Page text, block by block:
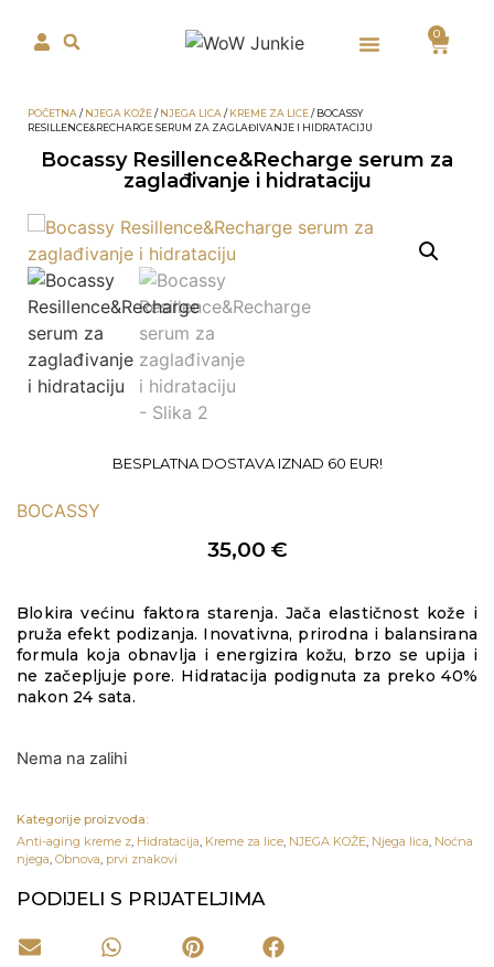
0
POČETNA /NJEGA KOŽE/NJEGA LICA /KREME ZA LICE/ BOCASSY
RESILLENCE&RECHARGE SERUM ZA ZAGLAĐIVANJE I HIDRATACIJU
Bocassy Resillence&Recharge serum za
zaglađivanje i hidrataciju
BESPLATNA DOSTAVA IZNAD 60 EUR!
BOCASSY
35,00 €
Blokira većinu faktora starenja. Jača elastičnost kože i
pruža efekt podizanja. Inovativna, prirodna i balansirana
formula koja obnavlja i energizira kožu, brzo se upija i
ne začepljuje pore. Hidratacija podignuta za preko 40%
nakon 24 sata.
Nema na zalihi
Kategorije proizvoda:
Anti-aging kreme z, Hidratacija, Kreme za lice, NJEGA KOŽE, Njega lica, Noćna
njega, Obnova, prvi znakovi
PODIJELI S PRIJATELJIMA